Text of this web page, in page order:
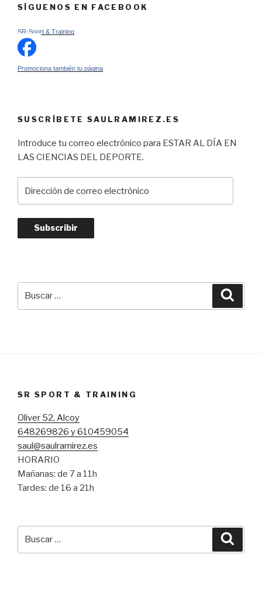
SÍGUENOS EN FACEBOOK
SR-Sport & Training
Promociona también tu página
SUSCRÍBETE SAULRAMIREZ.ES
Introduce tu correo electrónico para ESTAR AL DÍA EN
LAS CIENCIAS DEL DEPORTE.
de
electrónico
Subscribir
SR SPORT & TRAINING
Oliver 52, Alcoy
648269826 y 610459054
saul@saulramirez.es
HORARIO
Mañanas: de 7 a 11h
Tardes: de 16 a 21h